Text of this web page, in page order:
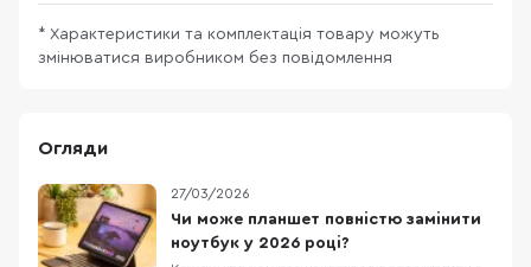
* Характеристики та комплектація товару можуть
змінюватися виробником без повідомлення
Огляди
27/03/2026
Чи може планшет повністю замінити
ноутбук у 2026 році?